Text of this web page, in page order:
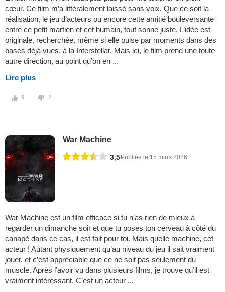
cœur. Ce film m’a littéralement laissé sans voix. Que ce soit la
réalisation, le jeu d’acteurs ou encore cette amitié bouleversante
entre ce petit martien et cet humain, tout sonne juste. L’idée est
originale, recherchée, même si elle puise par moments dans des
bases déjà vues, à la Interstellar. Mais ici, le film prend une toute
autre direction, au point qu’on en ...
Lire plus
5 2
War Machine
3,5Publiée le 15 mars 2026
War Machine est un film efficace si tu n’as rien de mieux à
regarder un dimanche soir et que tu poses ton cerveau à côté du
canapé dans ce cas, il est fait pour toi. Mais quelle machine, cet
acteur ! Autant physiquement qu’au niveau du jeu il sait vraiment
jouer, et c’est appréciable que ce ne soit pas seulement du
muscle. Après l’avoir vu dans plusieurs films, je trouve qu’il est
vraiment intéressant. C’est un acteur ...